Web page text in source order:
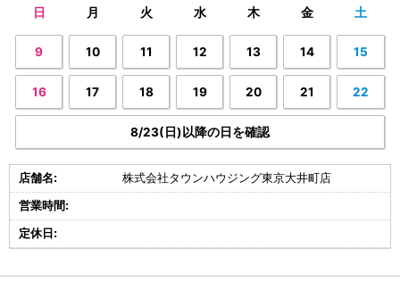
日 月 火 水 木 金 土
9 10 11 12 13 14 15
16 17 18 19 20 21 22
8/23(日)以降の日を確認
店舗名: 株式会社タウンハウジング東京大井町店
営業時間:
定休日: